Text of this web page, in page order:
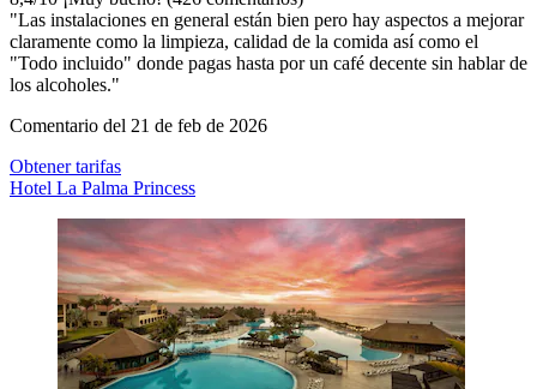
"Las instalaciones en general están bien pero hay aspectos a mejorar
claramente como la limpieza, calidad de la comida así como el
"Todo incluido" donde pagas hasta por un café decente sin hablar de
los alcoholes."
Comentario del 21 de feb de 2026
Obtener tarifas
Hotel La Palma Princess